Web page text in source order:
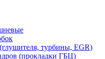
турбины, EGR)
(прокладки ГБЦ)